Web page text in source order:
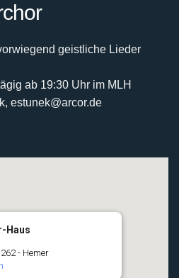
geistliche Lieder
ab 19:30 Uhr im MLH
estunek@arcor.de
Haus
- Hemer